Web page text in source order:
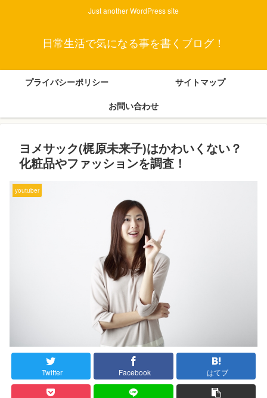
Just another WordPress site
日常生活で気になる事を書くブログ！
プライバシーポリシー
サイトマップ
お問い合わせ
ヨメサック(梶原未来子)はかわいくない？
化粧品やファッションを調査！
youtuber
Twitter Facebook はてブ